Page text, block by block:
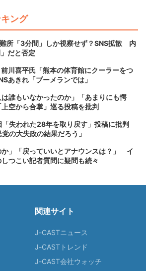
ング
所「3分間」しか視察せず？SNS拡散 内
だと否定
川喜平氏「熊本の体育館にクーラーをつ
あきれ「ブーメランでは」
誰もいなかったのか」「あまりにも愕
空から合掌」巡る投稿を批判
「失われた28年を取り戻す」投稿に批判
の大失政の結果だろう」
か」「戻っていいとアナウンスは？」 イ
つこい記者質問に疑問も続々
関連サイト
J-CASTニュース
J-CASTトレンド
J-CAST会社ウォッチ